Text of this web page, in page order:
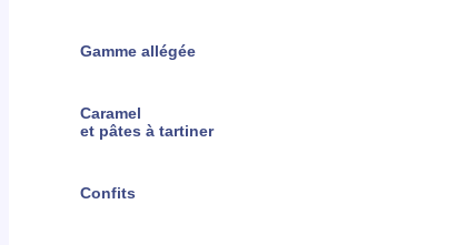
Gamme allégée
Caramel
et pâtes à tartiner
Confits